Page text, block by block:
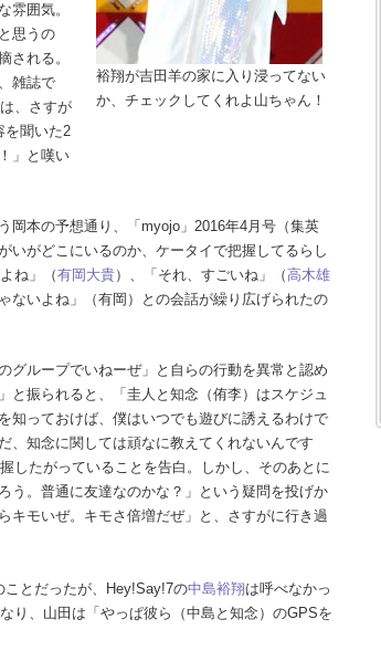
裕翔が吉田羊の家に入り浸ってない
か、チェックしてくれよ山ちゃん！
雰囲気。
思うの
される。
雑誌で
、さすが
を聞いた2
」と嘆い
本の予想通り、「myojo」2016年4月号（集英
いがどこにいるのか、ケータイで把握してるらし
ね」（有岡大貴）、「それ、すごいね」（高木雄
ないよね」（有岡）との会話が繰り広げられたの
ループでいねーぜ」と自らの行動を異常と認め
と振られると、「圭人と知念（侑李）はスケジュ
知っておけば、僕はいつでも遊びに誘えるわけで
、知念に関しては頑なに教えてくれないんです
したがっていることを告白。しかし、そのあとに
。普通に友達なのかな？」という疑問を投げか
キモいぜ。キモさ倍増だぜ」と、さすがに行き過
とだったが、Hey!Say!7の中島裕翔は呼べなかっ
り、山田は「やっぱ彼ら（中島と知念）のGPSを